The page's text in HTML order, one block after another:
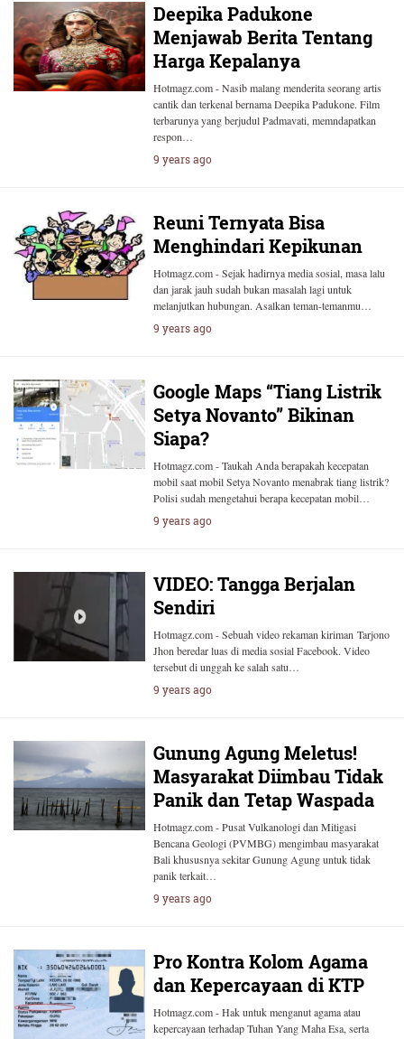
Deepika Padukone
Menjawab Berita Tentang
Harga Kepalanya
Hotmagz.com - Nasib malang menderita seorang artis
cantik dan terkenal bernama Deepika Padukone. Film
terbarunya yang berjudul Padmavati, memndapatkan
respon…
9 years ago
Reuni Ternyata Bisa
Menghindari Kepikunan
Hotmagz.com - Sejak hadirnya media sosial, masa lalu
dan jarak jauh sudah bukan masalah lagi untuk
melanjutkan hubungan. Asalkan teman-temanmu…
9 years ago
Google Maps “Tiang Listrik
Setya Novanto” Bikinan
Siapa?
Hotmagz.com - Taukah Anda berapakah kecepatan
mobil saat mobil Setya Novanto menabrak tiang listrik?
Polisi sudah mengetahui berapa kecepatan mobil…
9 years ago
VIDEO: Tangga Berjalan
Sendiri
Hotmagz.com - Sebuah video rekaman kiriman Tarjono
Jhon beredar luas di media sosial Facebook. Video
tersebut di unggah ke salah satu…
9 years ago
Gunung Agung Meletus!
Masyarakat Diimbau Tidak
Panik dan Tetap Waspada
Hotmagz.com - Pusat Vulkanologi dan Mitigasi
Bencana Geologi (PVMBG) mengimbau masyarakat
Bali khususnya sekitar Gunung Agung untuk tidak
panik terkait…
9 years ago
Pro Kontra Kolom Agama
dan Kepercayaan di KTP
Hotmagz.com - Hak untuk menganut agama atau
kepercayaan terhadap Tuhan Yang Maha Esa, serta